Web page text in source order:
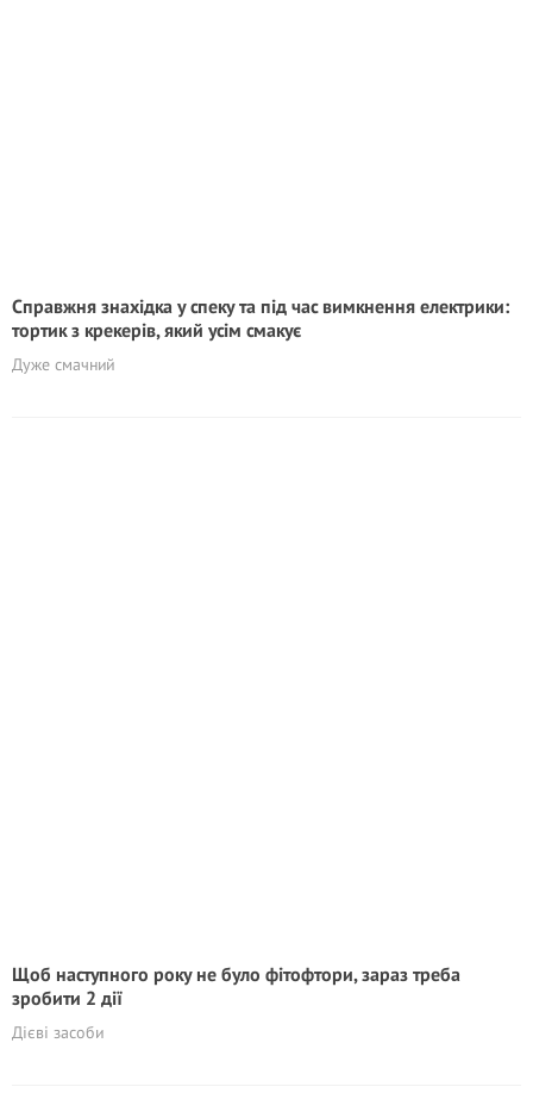
Справжня знахідка у спеку та під час вимкнення електрики:
тортик з крекерів, який усім смакує
Дуже смачний
Щоб наступного року не було фітофтори, зараз треба
зробити 2 дії
Дієві засоби